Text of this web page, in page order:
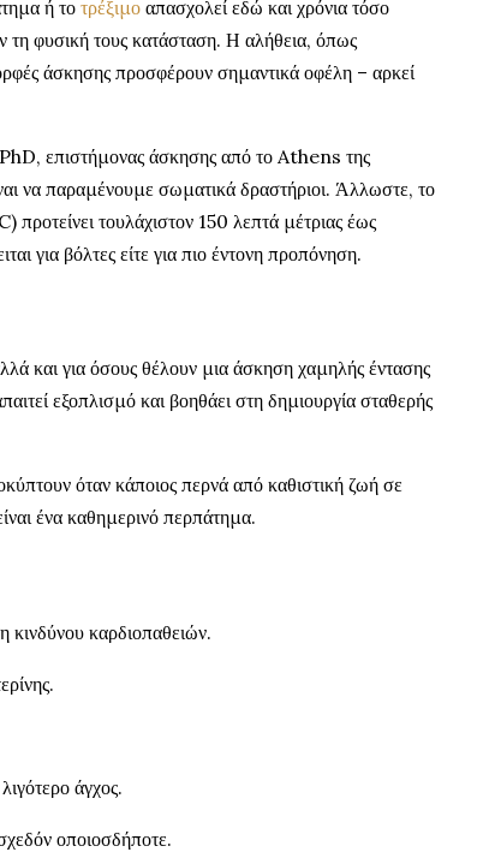
ή το τρέξιμο απασχολεί εδώ και χρόνια τόσο
τη φυσική τους κατάσταση. Η αλήθεια, όπως
άσκησης προσφέρουν σημαντικά οφέλη – αρκεί
επιστήμονας άσκησης από το Athens της
να παραμένουμε σωματικά δραστήριοι. Άλλωστε, το
τουλάχιστον 150 λεπτά μέτριας έως
για βόλτες είτε για πιο έντονη προπόνηση.
και για όσους θέλουν μια άσκηση χαμηλής έντασης
εξοπλισμό και βοηθάει στη δημιουργία σταθερής
όταν κάποιος περνά από καθιστική ζωή σε
ένα καθημερινό περπάτημα.
κινδύνου καρδιοπαθειών.
άγχος.
οποιοσδήποτε.